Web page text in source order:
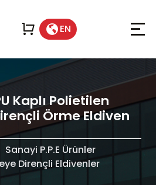
EN
Kaplı Polietilen
Örme Eldiven
Sanayi P.P.E Ürünler
Dirençli Eldivenler